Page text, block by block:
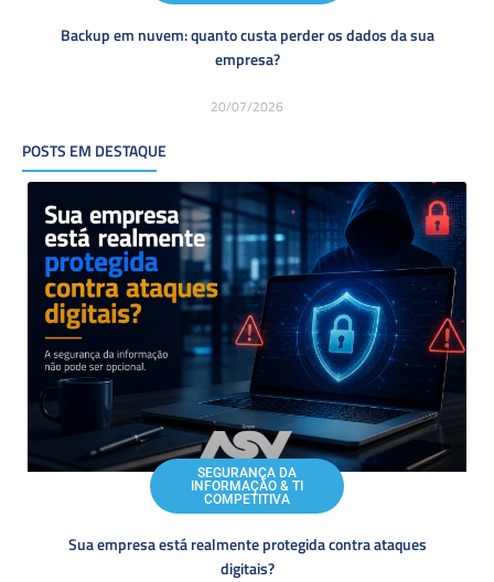
Backup em nuvem: quanto custa perder os dados da sua
empresa?
20/07/2026
POSTS EM DESTAQUE
SEGURANÇA DA
INFORMAÇÃO & TI
COMPETITIVA
Sua empresa está realmente protegida contra ataques
digitais?